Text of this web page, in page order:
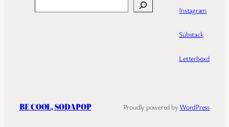
Instagram
Substack
Letterboxd
BE COOL, SODAPOP Proudly powered byWordPress